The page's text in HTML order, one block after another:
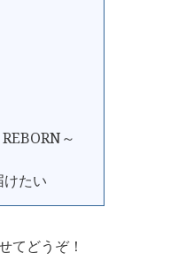
～
けたい
てどうぞ！